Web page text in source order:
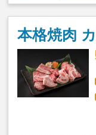
本格焼肉